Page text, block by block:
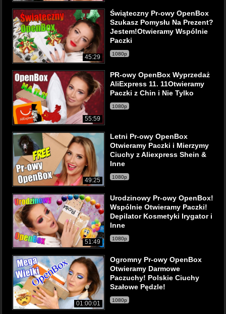
45:29
Świąteczny Pr-owy OpenBox
Szukasz Pomysłu Na Prezent?
Jestem!Otwieramy Wspólnie
Paczki
1080p
55:59
PR-owy OpenBox Wyprzedaż
AliExpress 11. 11Otwieramy
Paczki z Chin i Nie Tylko
1080p
49:25
Letni Pr-owy OpenBox
Otwieramy Paczki i Mierzymy
Ciuchy z Aliexpress Shein &
Inne
1080p
51:49
Urodzinowy Pr-owy OpenBox!
Wspólnie Otwieramy Paczki!
Depilator Kosmetyki Irygator i
Inne
1080p
01:00:01
Ogromny Pr-owy OpenBox
Otwieramy Darmowe
Paczuchy! Polskie Ciuchy
Szałowe Pędzle!
1080p